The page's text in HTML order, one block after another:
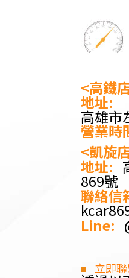
<高鐵
地址:
高雄市
營業時
<凱旋
地址:
869號
聯絡信
Line:
立即